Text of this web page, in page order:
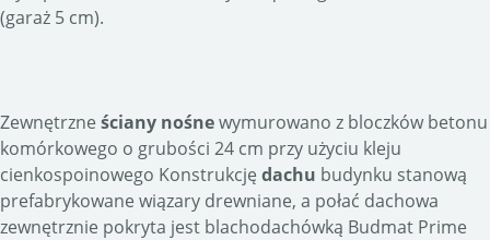
(garaż 5 cm).
Zewnętrzne ściany nośnewymurowano z bloczków betonu
komórkowego o grubości 24 cm przy użyciu kleju
cienkospoinowego Konstrukcję dachu budynku stanową
prefabrykowane wiązary drewniane, a połać dachowa
zewnętrznie pokryta jest blachodachówką Budmat Prime